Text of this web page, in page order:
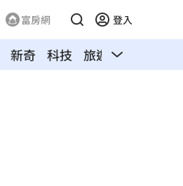
富房網 登入
新奇 科技 旅遊 汽車